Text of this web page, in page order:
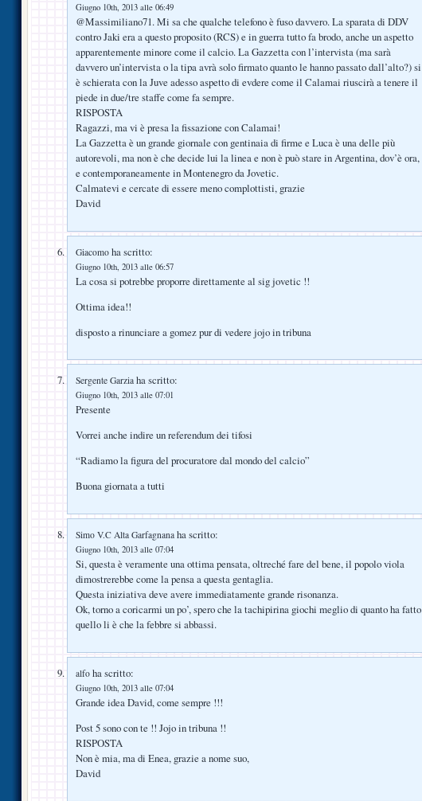
Giugno 10th, 2013 alle 06:49
@Massimiliano71. Mi sa che qualche telefono è fuso davvero. La sparata di DDV
contro Jaki era a questo proposito (RCS) e in guerra tutto fa brodo, anche un aspetto
apparentemente minore come il calcio. La Gazzetta con l’intervista (ma sarà
davvero un’intervista o la tipa avrà solo firmato quanto le hanno passato dall’alto?) si
è schierata con la Juve adesso aspetto di evdere come il Calamai riuscirà a tenere il
piede in due/tre staffe come fa sempre.
RISPOSTA
Ragazzi, ma vi è presa la fissazione con Calamai!
La Gazzetta è un grande giornale con gentinaia di firme e Luca è una delle più
autorevoli, ma non è che decide lui la linea e non è può stare in Argentina, dov’è ora,
e contemporaneamente in Montenegro da Jovetic.
Calmatevi e cercate di essere meno complottisti, grazie
David
Giacomo ha scritto:
Giugno 10th, 2013 alle 06:57
La cosa si potrebbe proporre direttamente al sig jovetic !!
Ottima idea!!
disposto a rinunciare a gomez pur di vedere jojo in tribuna
Sergente Garzia ha scritto:
Giugno 10th, 2013 alle 07:01
Presente
Vorrei anche indire un referendum dei tifosi
“Radiamo la figura del procuratore dal mondo del calcio”
Buona giornata a tutti
Simo V.C Alta Garfagnana ha scritto:
Giugno 10th, 2013 alle 07:04
Si, questa è veramente una ottima pensata, oltreché fare del bene, il popolo viola
dimostrerebbe come la pensa a questa gentaglia.
Questa iniziativa deve avere immediatamente grande risonanza.
Ok, torno a coricarmi un po’, spero che la tachipirina giochi meglio di quanto ha fatto
quello li è che la febbre si abbassi.
alfo ha scritto:
Giugno 10th, 2013 alle 07:04
Grande idea David, come sempre !!!
Post 5 sono con te !! Jojo in tribuna !!
RISPOSTA
Non è mia, ma di Enea, grazie a nome suo,
David